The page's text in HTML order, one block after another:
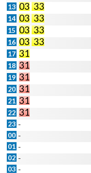
13 0333
14 0333
15 0333
16 0333
17 31
18 31
19 31
20 31
21 31
22 31
23 -
00 -
01 -
02 -
03 -